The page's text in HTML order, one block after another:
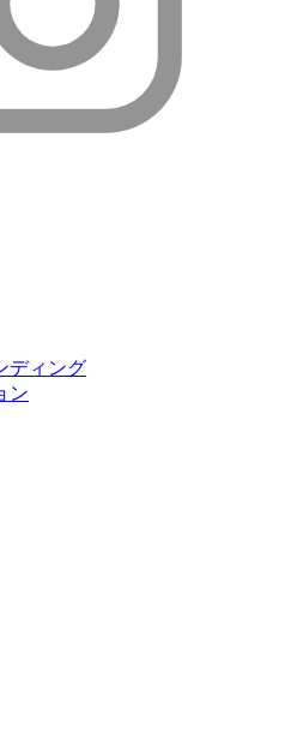
ディング
ン